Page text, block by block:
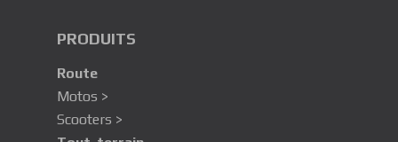
PRODUITS
Route
Motos >
Scooters >